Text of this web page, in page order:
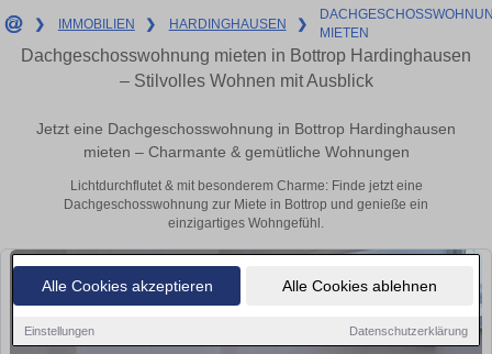
Alle Cookies akzeptieren Alle Cookies ablehnen
Einstellungen Datenschutzerklärung
❯ IMMOBILIEN ❯ HARDINGHAUSEN ❯
MIETEN
Dachgeschosswohnung mieten in Bottrop Hardinghausen
– Stilvolles Wohnen mit Ausblick
Jetzt eine Dachgeschosswohnung in Bottrop Hardinghausen
mieten – Charmante & gemütliche Wohnungen
Lichtdurchflutet & mit besonderem Charme: Finde jetzt eine
Dachgeschosswohnung zur Miete in Bottrop und genieße ein
einzigartiges Wohngefühl.